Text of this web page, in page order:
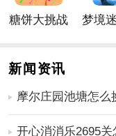
3、除了主线，手
在其中寻找隐藏的
糖饼大挑战
新闻资讯
摩尔庄园池塘怎么
开心消消乐2695关